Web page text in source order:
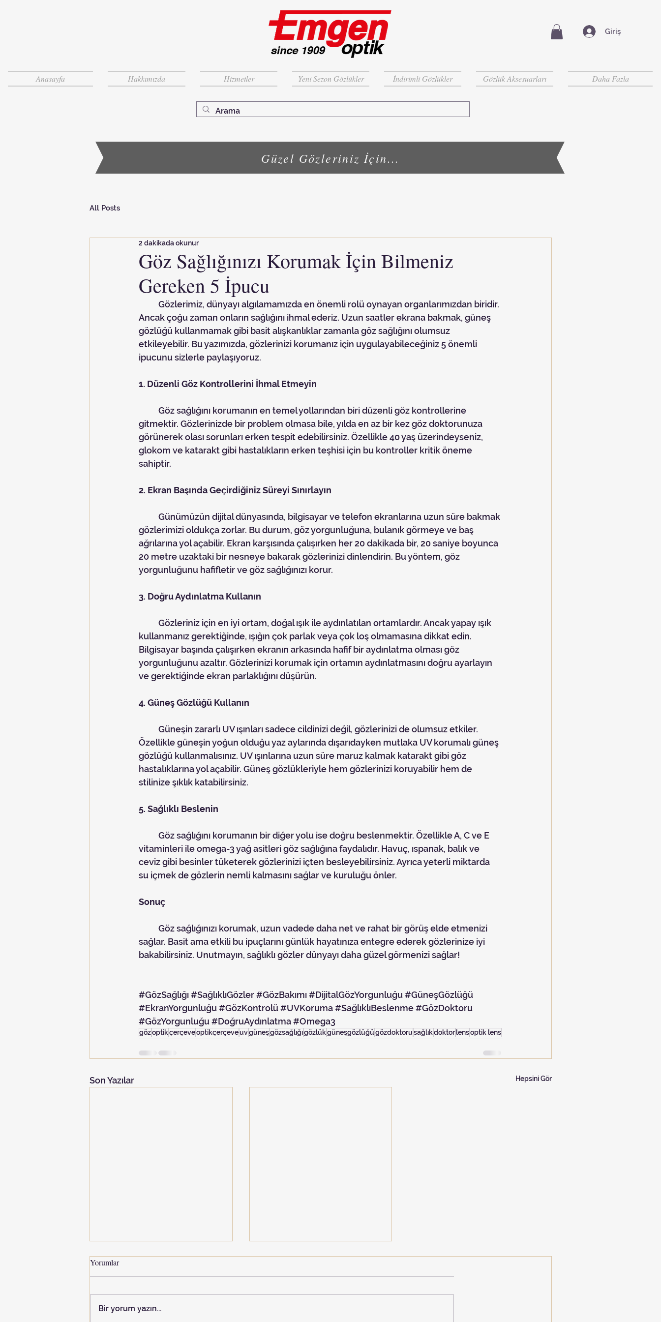
Giriş
Anasayfa Hakkımızda Hizmetler Yeni Sezon Gözlükler İndirimli Gözlükler Gözlük Aksesuarları Daha Fazla
Güzel Gözleriniz İçin...
All Posts
Göz Sağlığınızı Korumak İçin Bilmeniz
Gereken 5 İpucu
2 dakikada okunur
Ancak çoğu zaman onların sağlığını ihmal ederiz. Uzun saatler ekrana bakmak, güneş
gözlüğü kullanmamak gibi basit alışkanlıklar zamanla göz sağlığını olumsuz
etkileyebilir. Bu yazımızda, gözlerinizi korumanız için uygulayabileceğiniz 5 önemli
ipucunu sizlerle paylaşıyoruz.
1. Düzenli Göz Kontrollerini İhmal Etmeyin
gitmektir. Gözlerinizde bir problem olmasa bile, yılda en az bir kez göz doktorunuza
görünerek olası sorunları erken tespit edebilirsiniz. Özellikle 40 yaş üzerindeyseniz,
glokom ve katarakt gibi hastalıkların erken teşhisi için bu kontroller kritik öneme
sahiptir.
2. Ekran Başında Geçirdiğiniz Süreyi Sınırlayın
gözlerimizi oldukça zorlar. Bu durum, göz yorgunluğuna, bulanık görmeye ve baş
ağrılarına yol açabilir. Ekran karşısında çalışırken her 20 dakikada bir, 20 saniye boyunca
20 metre uzaktaki bir nesneye bakarak gözlerinizi dinlendirin. Bu yöntem, göz
yorgunluğunu hafifletir ve göz sağlığınızı korur.
3. Doğru Aydınlatma Kullanın
kullanmanız gerektiğinde, ışığın çok parlak veya çok loş olmamasına dikkat edin.
Bilgisayar başında çalışırken ekranın arkasında hafif bir aydınlatma olması göz
yorgunluğunu azaltır. Gözlerinizi korumak için ortamın aydınlatmasını doğru ayarlayın
ve gerektiğinde ekran parlaklığını düşürün.
4. Güneş Gözlüğü Kullanın
Özellikle güneşin yoğun olduğu yaz aylarında dışarıdayken mutlaka UV korumalı güneş
gözlüğü kullanmalısınız. UV ışınlarına uzun süre maruz kalmak katarakt gibi göz
hastalıklarına yol açabilir. Güneş gözlükleriyle hem gözlerinizi koruyabilir hem de
stilinize şıklık katabilirsiniz.
5. Sağlıklı Beslenin
vitaminleri ile omega-3 yağ asitleri göz sağlığına faydalıdır. Havuç, ıspanak, balık ve
ceviz gibi besinler tüketerek gözlerinizi içten besleyebilirsiniz. Ayrıca yeterli miktarda
su içmek de gözlerin nemli kalmasını sağlar ve kuruluğu önler.
Sonuç
sağlar. Basit ama etkili bu ipuçlarını günlük hayatınıza entegre ederek gözlerinize iyi
bakabilirsiniz. Unutmayın, sağlıklı gözler dünyayı daha güzel görmenizi sağlar!
#GözSağlığı#SağlıklıGözler#GözBakımı#DijitalGözYorgunluğu#GüneşGözlüğü
#EkranYorgunluğu#GözKontrolü#UVKoruma#SağlıklıBeslenme#GözDoktoru
#GözYorgunluğu#DoğruAydınlatma#Omega3
gözoptikçerçeveoptikçerçeveuvgüneşgözsağlığıgözlükgüneşgözlüğügözdoktorusağlıkdoktor lensoptik lens
Son Yazılar Hepsini Gör
Yorumlar
Bir yorum yazın...